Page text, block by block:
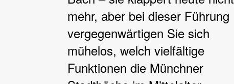
mehr, aber bei dieser Führung
vergegenwärtigen Sie sich
mühelos, welch vielfältige
Funktionen die Münchner